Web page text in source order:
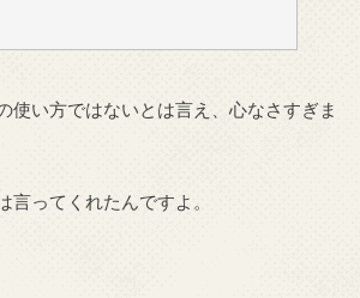
使い方ではないとは言え、心なさすぎま
言ってくれたんですよ。